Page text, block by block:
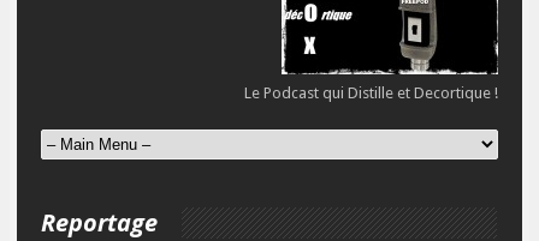
Le Podcast qui Distille et Decortique !
Reportage